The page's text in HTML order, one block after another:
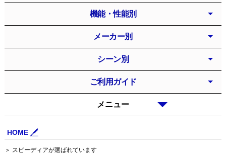
HOME
＞ スピーディアが選ばれています
メニュー
機能・性能別
メーカー別
シーン別
ご利用ガイド